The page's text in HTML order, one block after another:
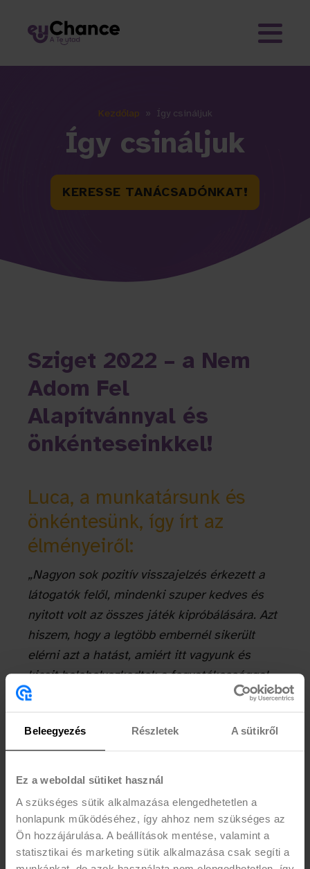
Beleegyezés Részletek A sütikről
Ez a weboldal sütiket használ
A szükséges sütik alkalmazása elengedhetetlen a
honlapunk működéséhez, így ahhoz nem szükséges az
Ön hozzájárulása. A beállítások mentése, valamint a
statisztikai és marketing sütik alkalmazása csak segíti a
Kezdőlap » Így csináljuk
Így csináljuk
KERESSE TANÁCSADÓNKAT!
Sziget 2022 – a Nem
Adom Fel
Alapítvánnyal és
önkénteseinkkel!
Luca, a munkatársunk és
önkéntesünk, így írt az
élményeiről:
„Nagyon sok pozitív visszajelzés érkezett a
látogatók felől, mindenki szuper kedves és
nyitott volt az összes játék kipróbálására. Azt
hiszem, hogy a legtöbb embernél sikerült
elérni azt a hatást, amiért itt vagyunk és
kicsit belehelyezkedtek a fogyatékossággal
élők világába, még ha csak pár percre is.
Rengetegen hálásak voltak az élményért és
biztattak minket, hogy folytassuk, mert még
több ilyen kellene. A Nem Adom Fel csapata
is azon volt, hogy ilyen rendezvényekre még
többet mehessenek, hogy szemléletformáló
játékokkal formálhassák az emberek
nézőpontját.”